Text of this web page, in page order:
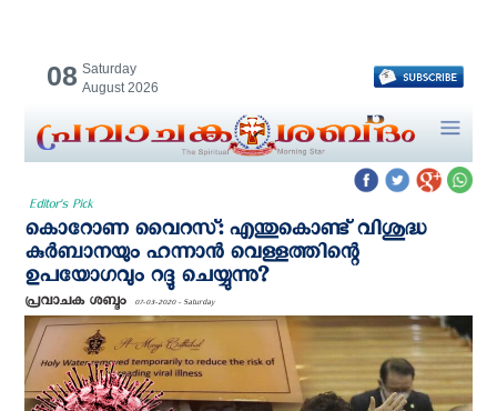
08 Saturday
August 2026
Editor's Pick
കൊറോണ വൈറസ്: എന്തുകൊണ്ട് വിശുദ്ധ
കുർബാനയും ഹന്നാൻ വെള്ളത്തിന്റെ
ഉപയോഗവും റദ്ദു ചെയ്യുന്നു?
പ്രവാചക ശബ്ദം 07-03-2020 - Saturday